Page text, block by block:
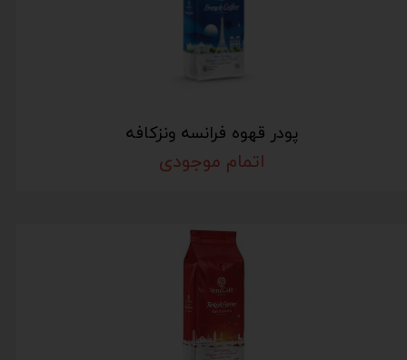
پودر قهوه فرانسه ونزکافه
اتمام موجودی